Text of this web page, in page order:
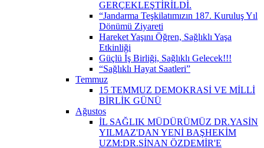
GERÇEKLEŞTİRİLDİ.
“Jandarma Teşkilatımızın 187. Kuruluş Yıl
Dönümü Ziyareti
Hareket Yaşını Öğren, Sağlıklı Yaşa
Etkinliği
Güçlü İş Birliği, Sağlıklı Gelecek!!!
“Sağlıklı Hayat Saatleri”
Temmuz
15 TEMMUZ DEMOKRASİ VE MİLLİ
BİRLİK GÜNÜ
Ağustos
İL SAĞLIK MÜDÜRÜMÜZ DR.YASİN
YILMAZ'DAN YENİ BAŞHEKİM
UZM:DR.SİNAN ÖZDEMİR'E